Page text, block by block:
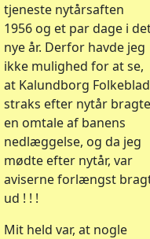
tjeneste nytårsaften
1956 og et par dage i
nye år. Derfor havde jeg
ikke mulighed for at se,
at Kalundborg Folkeblad
straks efter nytår bragte
en omtale af banens
nedlæggelse, og da jeg
mødte efter nytår, var
aviserne forlængst
ud ! ! !
Mit held var, at nogle